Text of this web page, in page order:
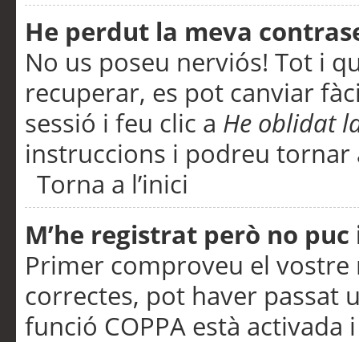
He perdut la meva
No us poseu nerviós! Tot i
recuperar, es pot canviar
sessió i feu clic a He oblidat
instruccions i podreu tornar
Torna a l’inici
M’he registrat però no
Primer comproveu el vostre
correctes, pot haver passat
funció COPPA està